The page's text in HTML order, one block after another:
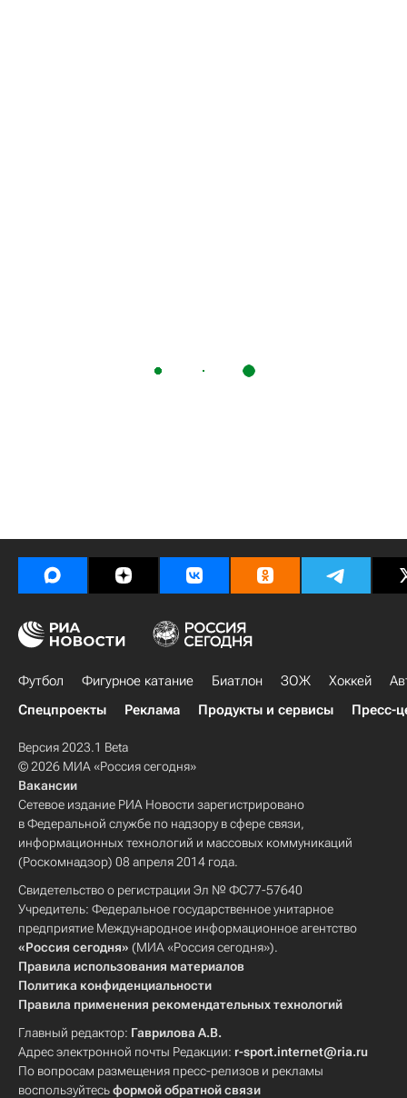
Футбол Фигурное катание Биатлон ЗОЖ Хоккей
Спецпроекты
Реклама Продукты и сервисы Пресс-
Версия 2023.1 Beta
© 2026 МИА «Россия сегодня»
Вакансии
Сетевое издание РИА Новости зарегистрировано
в Федеральной службе по надзору в сфере связи,
информационных технологий и массовых коммуникаций
(Роскомнадзор) 08 апреля 2014 года.
Свидетельство о регистрации Эл № ФС77-57640
Учредитель: Федеральное государственное унитарное
предприятие Международное информационное агентство
«Россия сегодня» (МИА «Россия сегодня»).
Правила использования материалов
Политика конфиденциальности
Правила применения рекомендательных технологий
Главный редактор: Гаврилова А.В.
Адрес электронной почты Редакции: r-sport.internet@ria.ru
По вопросам размещения пресс-релизов и рекламы
воспользуйтесьформой обратной связи